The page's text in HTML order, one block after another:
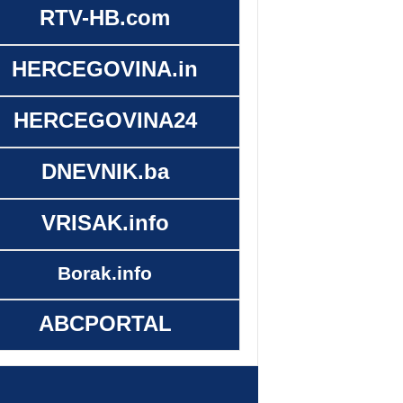
RTV-HB.com
HERCEGOVINA.in
HERCEGOVINA24
DNEVNIK.ba
VRISAK.info
Borak.info
ABCPORTAL